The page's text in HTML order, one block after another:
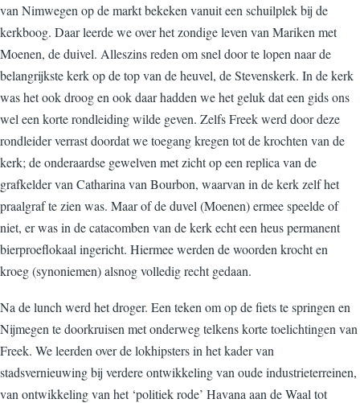
van Nimwegen op de markt bekeken vanuit een schuilplek bij de
kerkboog. Daar leerde we over het zondige leven van Mariken met
Moenen, de duivel. Alleszins reden om snel door te lopen naar de
belangrijkste kerk op de top van de heuvel, de Stevenskerk. In de kerk
was het ook droog en ook daar hadden we het geluk dat een gids ons
wel een korte rondleiding wilde geven. Zelfs Freek werd door deze
rondleider verrast doordat we toegang kregen tot de krochten van de
kerk; de onderaardse gewelven met zicht op een replica van de
grafkelder van Catharina van Bourbon, waarvan in de kerk zelf het
praalgraf te zien was. Maar of de duvel (Moenen) ermee speelde of
niet, er was in de catacomben van de kerk echt een heus permanent
bierproeflokaal ingericht. Hiermee werden de woorden krocht en
kroeg (synoniemen) alsnog volledig recht gedaan.
Na de lunch werd het droger. Een teken om op de fiets te springen en
Nijmegen te doorkruisen met onderweg telkens korte toelichtingen van
Freek. We leerden over de lokhipsters in het kader van
stadsvernieuwing bij verdere ontwikkeling van oude industrieterreinen,
van ontwikkeling van het ‘politiek rode’ Havana aan de Waal tot